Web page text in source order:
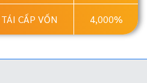
CẤP VỐN 4,000%